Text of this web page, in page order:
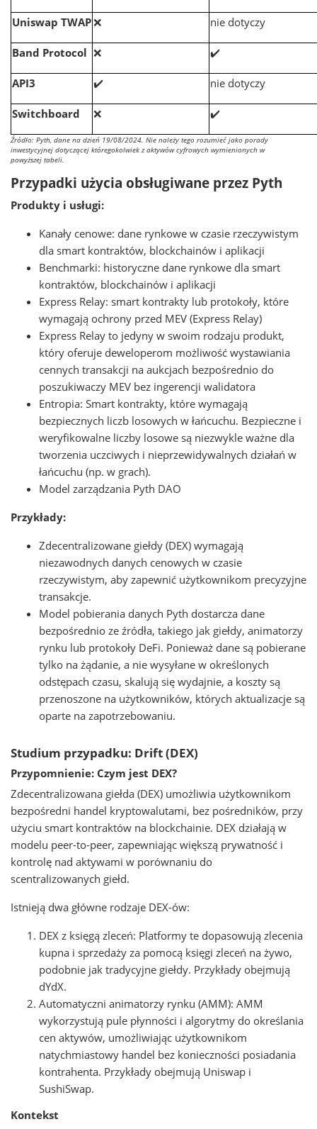
Uniswap TWAP❌ nie dotyczy
Band Protocol ❌ ✔️
API3 ✔️ nie dotyczy
Switchboard ❌ ✔️
Źródło: Pyth, dane na dzień 19/08/2024. Nie należy tego rozumieć jako porady
inwestycyjnej dotyczącej któregokolwiek z aktywów cyfrowych wymienionych w
powyższej tabeli.
Przypadki użycia obsługiwane przez Pyth
Produkty i usługi:
Kanały cenowe: dane rynkowe w czasie rzeczywistym
dla smart kontraktów, blockchainów i aplikacji
Benchmarki: historyczne dane rynkowe dla smart
kontraktów, blockchainów i aplikacji
Express Relay: smart kontrakty lub protokoły, które
wymagają ochrony przed MEV (Express Relay)
Express Relay to jedyny w swoim rodzaju produkt,
który oferuje deweloperom możliwość wystawiania
cennych transakcji na aukcjach bezpośrednio do
poszukiwaczy MEV bez ingerencji walidatora
Entropia: Smart kontrakty, które wymagają
bezpiecznych liczb losowych w łańcuchu. Bezpieczne i
weryfikowalne liczby losowe są niezwykle ważne dla
tworzenia uczciwych i nieprzewidywalnych działań w
łańcuchu (np. w grach).
Model zarządzania Pyth DAO
Przykłady:
Zdecentralizowane giełdy (DEX) wymagają
niezawodnych danych cenowych w czasie
rzeczywistym, aby zapewnić użytkownikom precyzyjne
transakcje.
Model pobierania danych Pyth dostarcza dane
bezpośrednio ze źródła, takiego jak giełdy, animatorzy
rynku lub protokoły DeFi. Ponieważ dane są pobierane
tylko na żądanie, a nie wysyłane w określonych
odstępach czasu, skalują się wydajnie, a koszty są
przenoszone na użytkowników, których aktualizacje są
oparte na zapotrzebowaniu.
Studium przypadku: Drift (DEX)
Przypomnienie: Czym jest DEX?
Zdecentralizowana giełda (DEX) umożliwia użytkownikom
bezpośredni handel kryptowalutami, bez pośredników, przy
użyciu smart kontraktów na blockchainie. DEX działają w
modelu peer-to-peer, zapewniając większą prywatność i
kontrolę nad aktywami w porównaniu do
scentralizowanych giełd.
Istnieją dwa główne rodzaje DEX-ów:
DEX z księgą zleceń: Platformy te dopasowują zlecenia
kupna i sprzedaży za pomocą księgi zleceń na żywo,
podobnie jak tradycyjne giełdy. Przykłady obejmują
dYdX.
Automatyczni animatorzy rynku (AMM): AMM
wykorzystują pule płynności i algorytmy do określania
cen aktywów, umożliwiając użytkownikom
natychmiastowy handel bez konieczności posiadania
kontrahenta. Przykłady obejmują Uniswap i
SushiSwap.
Kontekst